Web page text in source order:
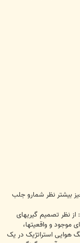
بیشتر نظر شمارو جلب
نظر تصمیم گیریهای
موجود و واقعیتها،
هوایی استراتژیک در یک